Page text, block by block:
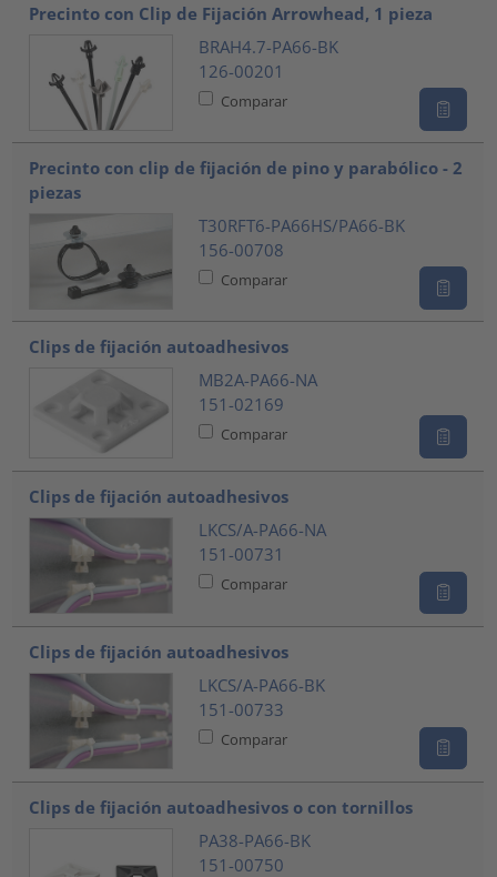
Precinto con Clip de Fijación Arrowhead, 1 pieza
BRAH4.7-PA66-BK
126-00201
Comparar
Precinto con clip de fijación de pino y parabólico - 2
piezas
T30RFT6-PA66HS/PA66-BK
156-00708
Comparar
Clips de fijación autoadhesivos
MB2A-PA66-NA
151-02169
Comparar
Clips de fijación autoadhesivos
LKCS/A-PA66-NA
151-00731
Comparar
Clips de fijación autoadhesivos
LKCS/A-PA66-BK
151-00733
Comparar
Clips de fijación autoadhesivos o con tornillos
PA38-PA66-BK
151-00750